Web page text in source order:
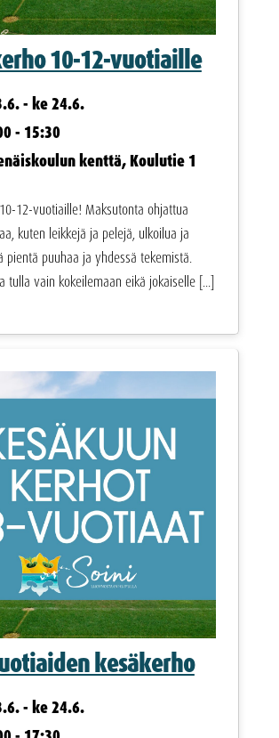
10-12-vuotiaille
- ke 24.6.
- 15:30
kenttä, Koulutie 1
12-vuotiaille! Maksutonta ohjattua
kuten leikkejä ja pelejä, ulkoilua ja
pientä puuhaa ja yhdessä tekemistä.
tulla vain kokeilemaan eikä jokaiselle [...]
kesäkerho
- ke 24.6.